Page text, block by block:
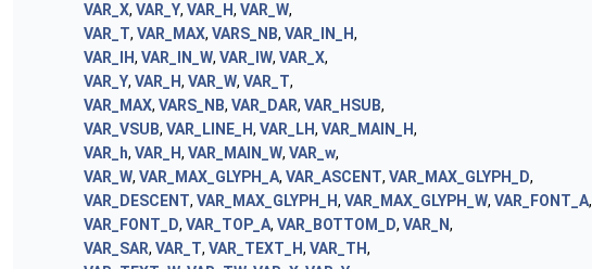
VAR_X, VAR_Y, VAR_H, VAR_W,
VAR_T, VAR_MAX, VARS_NB, VAR_IN_H,
VAR_IH, VAR_IN_W, VAR_IW, VAR_X,
VAR_Y, VAR_H, VAR_W, VAR_T,
VAR_MAX, VARS_NB, VAR_DAR, VAR_HSUB,
VAR_VSUB, VAR_LINE_H, VAR_LH, VAR_MAIN_H,
VAR_h, VAR_H, VAR_MAIN_W, VAR_w,
VAR_W, VAR_MAX_GLYPH_A, VAR_ASCENT, VAR_MAX_GLYPH_D,
VAR_DESCENT, VAR_MAX_GLYPH_H, VAR_MAX_GLYPH_W, VAR_FONT_A,
VAR_FONT_D, VAR_TOP_A, VAR_BOTTOM_D, VAR_N,
VAR_SAR, VAR_T, VAR_TEXT_H, VAR_TH,